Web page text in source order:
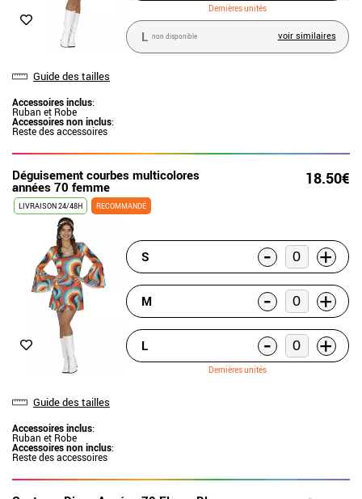
Guide des tailles
Accessoires inclus:
Ruban et Robe
Accessoires non inclus:
Reste des accessoires
Dernières unités
L non disponible voir similaires
Déguisement courbes multicolores
années 70 femme 18.50€
LIVRAISON 24/48H RECOMMANDÉ
Guide des tailles
Accessoires inclus:
Ruban et Robe
Accessoires non inclus:
Reste des accessoires
S - +
M - +
L - +
Dernières unités